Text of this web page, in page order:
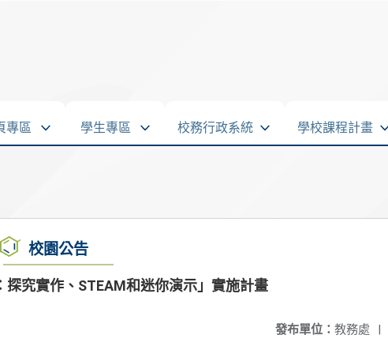
專區 學生專區 校務行政系統 學校課程計畫
校園公告
究實作、STEAM和迷你演示」實施計畫
發布單位： 教務處 |